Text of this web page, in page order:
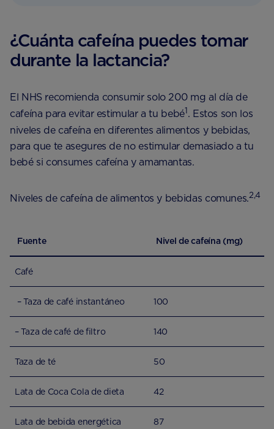
¿Cuánta cafeína puedes tomar
durante la lactancia?
El NHS recomienda consumir solo 200 mg al día de
cafeína para evitar estimular a tu bebé1. Estos son los
niveles de cafeína en diferentes alimentos y bebidas,
para que te asegures de no estimular demasiado a tu
bebé si consumes cafeína y amamantas.
Niveles de cafeína de alimentos y bebidas comunes.2,4
Fuente Nivel de cafeína (mg)
Café
– Taza de café instantáneo 100
– Taza de café de filtro 140
Taza de té 50
Lata de Coca Cola de dieta 42
Lata de bebida energética 87